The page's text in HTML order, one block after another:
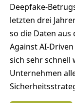
Deepfake-
letzten drei
so die Daten aus
Against AI-
sich sehr schnell
Unternehmen